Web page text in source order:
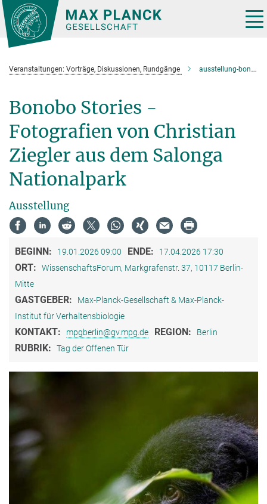
Hauptinhalt
Veranstaltungen: Vorträge, Diskussionen, Rundgänge ausstellung-bonobo-stories
Bonobo Stories -
Fotografien von Christian
Ziegler aus dem Salonga
Nationalpark
Ausstellung
BEGINN: 19.01.2026 09:00 ENDE: 17.04.2026 17:30
ORT:
WissenschaftsForum, Markgrafenstr. 37, 10117 Berlin-
Mitte
GASTGEBER:
Max-Planck-Gesellschaft & Max-Planck-
Institut für Verhaltensbiologie
KONTAKT: mpgberlin@gv.mpg.de REGION: Berlin
RUBRIK: Tag der Offenen Tür